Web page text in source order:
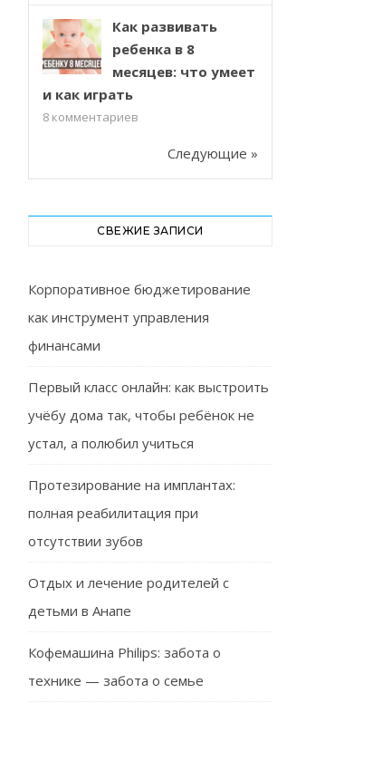
Как развивать
ребенка в 8
месяцев: что умеет
и как играть
8 комментариев
Следующие »
СВЕЖИЕ ЗАПИСИ
Корпоративное бюджетирование
как инструмент управления
финансами
Первый класс онлайн: как выстроить
учёбу дома так, чтобы ребёнок не
устал, а полюбил учиться
Протезирование на имплантах:
полная реабилитация при
отсутствии зубов
Отдых и лечение родителей с
детьми в Анапе
Кофемашина Philips: забота о
технике — забота о семье